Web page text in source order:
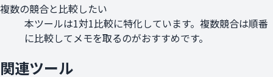
複数の競合と比較したい
本ツールは1対1比較に特化しています。複数競合は順番
に比較してメモを取るのがおすすめです。
関連ツール